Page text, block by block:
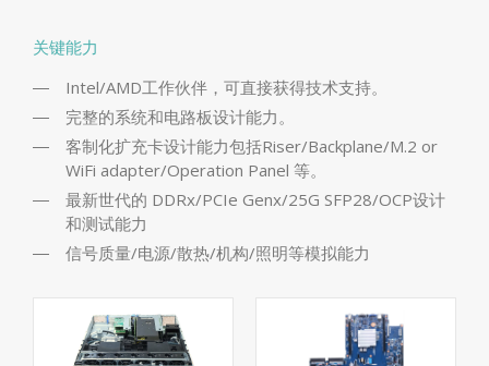
关键能力
Intel/AMD工作伙伴，可直接获得技术支持。
完整的系统和电路板设计能力。
客制化扩充卡设计能力包括Riser/Backplane/M.2 or
WiFi adapter/Operation Panel 等。
最新世代的 DDRx/PCIe Genx/25G SFP28/OCP设计
和测试能力
信号质量/电源/散热/机构/照明等模拟能力